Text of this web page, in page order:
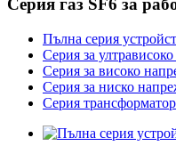
Серия газ SF6 за
Пълна серия
Серия за
Серия за високо
Серия за ниско
Серия трансформатор